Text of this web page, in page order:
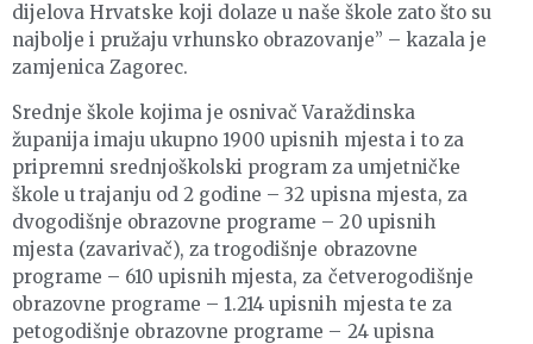
dijelova Hrvatske koji dolaze u naše škole zato što su
najbolje i pružaju vrhunsko obrazovanje” – kazala je
zamjenica Zagorec.
Srednje škole kojima je osnivač Varaždinska
županija imaju ukupno 1900 upisnih mjesta i to za
pripremni srednjoškolski program za umjetničke
škole u trajanju od 2 godine – 32 upisna mjesta, za
dvogodišnje obrazovne programe – 20 upisnih
mjesta (zavarivač), za trogodišnje obrazovne
programe – 610 upisnih mjesta, za četverogodišnje
obrazovne programe – 1.214 upisnih mjesta te za
petogodišnje obrazovne programe – 24 upisna